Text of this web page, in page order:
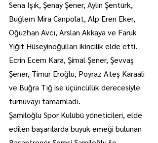
Sena Işık, Şenay Şener, Aylin Şentürk,
Buğlem Mira Canpolat, Alp Eren Eker,
Oğuzhan Avcı, Arslan Akkaya ve Faruk
Yiğit Hüseyinoğulları ikincilik elde etti.
Ecrin Ecem Kara, Şimal Şener, Şevvaş
Şener, Timur Eroğlu, Poyraz Ateş Karaali
ve Buğra Tığ ise üçüncülük derecesiyle
turnuvayı tamamladı.
Şamiloğlu Spor Kulübü yöneticileri, elde
edilen başarılarda büyük emeği bulunan